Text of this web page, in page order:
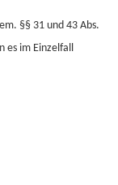
§§ 31 und 43 Abs.
es im Einzelfall